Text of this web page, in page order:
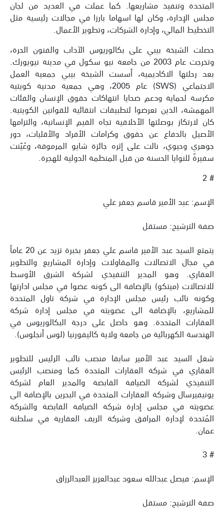
المتحدة وتنفيذ مشاريعها. كما عملت في العديد من لجان
مجلس الإدارة، وكان لها اسهاما بارزا في مجالات رئيسية مثل
التخطيط المالي، وإدارة الشركات، وتطوير الأعمال.
حصلت الشيخة بيبي على بكالوريوس الآداب والفنون الحرة،
وتخرجت عام 2003 من جامعة نيو سكول في مدينة نيويورك.
بعد رحلتها الاكاديمية، أسست الشيخة بيبي جمعية العمل
الاجتماعي (SWS) عام 2005، وهي جمعية مدنية كويتية
مكرسة لحماية ودعم ضحايا انتهاكات حقوق الإنسان والفئات
المهمشة، الذين تعرضوا لتطبيقات انتقائية للقوانين الكويتية.
كان لارتكاز بوصلتها الأخلاقية تجاه القيم الإنسانية، والتزامها
الأصيل بالدفاع عن حقوق وكرامات الأفراد والأقليات، دور
جوهري وحيوي، نالت على إثره جائزة شايو المرموقة، وعُيّنت
سفيرةً للنوايا الحسنة من قبل المنظمة الدولية للهجرة.
# 2
الإسم: عبد الأمير قاسم جعفر علي
صفة الترشيح: مستقل
يتمتع السيد عبد الأمير قاسم علي جعفر بخبرة تزيد عن 20 عاماً
في مجال الاتصالات والمقاولات وإدارة المشاريع والتطوير
العقاري. وهو المدير التنفيذي لشركة الشرق الأوسط
للاتصالات (ميتكو) بالإضافة الى كونه عضوا في مجلس ادارتها
وكونه نائب رئيس مجلس الإدارة في شركة تاول المتحدة
للمشاريع، بالإضافة الى عضويته في مجلس إدارة شركة
العقارات المتحدة. وهو حاصل على درجة البكالوريوس في
الهندسة الكهربائية من جامعة ولاية كاليفورنيا (لوس أنجلوس).
شغل السيد عبد الأمير سابقا منصب نائب الرئيس للتطوير
العقاري في شركة العقارات المتحدة كما ومنصب الرئيس
التنفيذي لشركة الضيافة القابضة والمدير العام لشركة
يونيفيرسال وشركة العقارات المتحدة في البحرين بالإضافة الى
عضويته في مجلس إدارة شركة الضيافة القابضة والشركة
المُتحدة لإدارة المرافق وشركة الريف العقارية في سلطنة
عمان.
# 3
الإسم: فيصل عبدالله سعود عبدالعزيز العبدالرزاق
صفة الترشيح: مستقل